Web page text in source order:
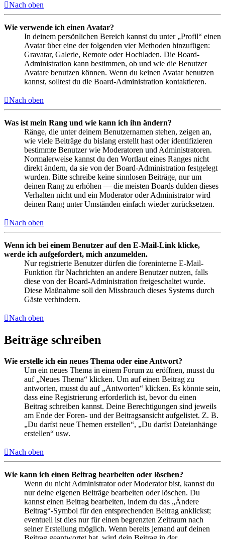
Nach oben
Wie verwende ich einen Avatar?
In deinem persönlichen Bereich kannst du unter „Profil“ einen
Avatar über eine der folgenden vier Methoden hinzufügen:
Gravatar, Galerie, Remote oder Hochladen. Die Board-
Administration kann bestimmen, ob und wie die Benutzer
Avatare benutzen können. Wenn du keinen Avatar benutzen
kannst, solltest du die Board-Administration kontaktieren.
Nach oben
Was ist mein Rang und wie kann ich ihn ändern?
Ränge, die unter deinem Benutzernamen stehen, zeigen an,
wie viele Beiträge du bislang erstellt hast oder identifizieren
bestimmte Benutzer wie Moderatoren und Administratoren.
Normalerweise kannst du den Wortlaut eines Ranges nicht
direkt ändern, da sie von der Board-Administration festgelegt
wurden. Bitte schreibe keine sinnlosen Beiträge, nur um
deinen Rang zu erhöhen — die meisten Boards dulden dieses
Verhalten nicht und ein Moderator oder Administrator wird
deinen Rang unter Umständen einfach wieder zurücksetzen.
Nach oben
Wenn ich bei einem Benutzer auf den E-Mail-Link klicke,
werde ich aufgefordert, mich anzumelden.
Nur registrierte Benutzer dürfen die foreninterne E-Mail-
Funktion für Nachrichten an andere Benutzer nutzen, falls
diese von der Board-Administration freigeschaltet wurde.
Diese Maßnahme soll den Missbrauch dieses Systems durch
Gäste verhindern.
Nach oben
Beiträge schreiben
Wie erstelle ich ein neues Thema oder eine Antwort?
Um ein neues Thema in einem Forum zu eröffnen, musst du
auf „Neues Thema“ klicken. Um auf einen Beitrag zu
antworten, musst du auf „Antworten“ klicken. Es könnte sein,
dass eine Registrierung erforderlich ist, bevor du einen
Beitrag schreiben kannst. Deine Berechtigungen sind jeweils
am Ende der Foren- und der Beitragsansicht aufgelistet. Z. B.
„Du darfst neue Themen erstellen“, „Du darfst Dateianhänge
erstellen“ usw.
Nach oben
Wie kann ich einen Beitrag bearbeiten oder löschen?
Wenn du nicht Administrator oder Moderator bist, kannst du
nur deine eigenen Beiträge bearbeiten oder löschen. Du
kannst einen Beitrag bearbeiten, indem du das „Ändere
Beitrag“-Symbol für den entsprechenden Beitrag anklickst;
eventuell ist dies nur für einen begrenzten Zeitraum nach
seiner Erstellung möglich. Wenn bereits jemand auf deinen